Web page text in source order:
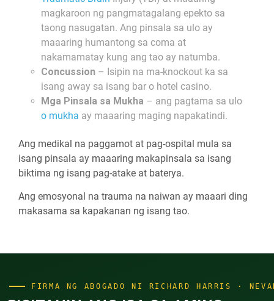
magkaroon ng pangmatagalang epekto sa
taong nasugatan. Ang pinsala sa ulo ay
maaaring humantong sa coma at
nakamamatay kung ang tao ay natumba.
Concussion – Isipin na ma-knockout ka sa
isang away sa isang bar o hotel casino.
Mga Pinsala sa Mukha – ang pagtama sa ulo
o mukha ay maaaring maging napakatindi.
Ang medikal na paggamot at pag-ospital mula sa
isang pinsala ay maaaring makapinsala sa isang
biktima ng isang pag-atake at baterya.
Ang emosyonal na trauma na naiwan ay maaari ding
makasama sa kapakanan ng isang tao.
FIRMA NG ABOGADO NI RICHARD HARRIS ·